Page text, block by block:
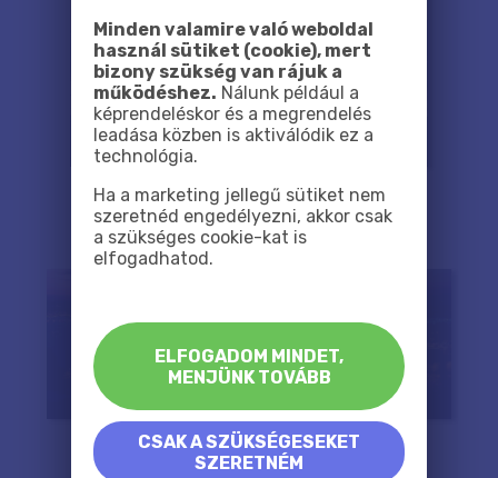
Minden valamire való weboldal
használ sütiket (cookie), mert
bizony szükség van rájuk a
működéshez. Nálunk például a
képrendeléskor és a megrendelés
leadása közben is aktiválódik ez a
technológia.
Ha a marketing jellegű sütiket nem
szeretnéd engedélyezni, akkor csak
a szükséges cookie-kat is
elfogadhatod.
ELFOGADOM MINDET,
MENJÜNK TOVÁBB
CSAK A SZÜKSÉGESEKET
SZERETNÉM